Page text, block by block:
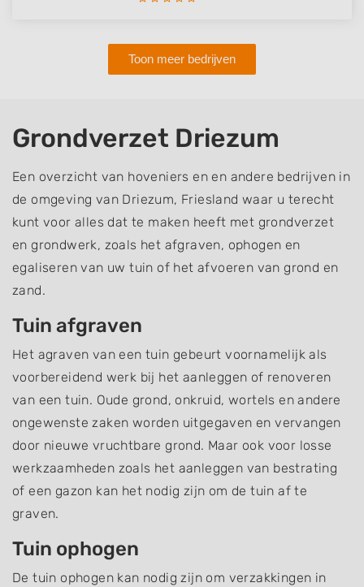
Toon meer bedrijven
Grondverzet Driezum
Een overzicht van hoveniers en en andere bedrijven in
de omgeving van Driezum, Friesland waar u terecht
kunt voor alles dat te maken heeft met grondverzet
en grondwerk, zoals het afgraven, ophogen en
egaliseren van uw tuin of het afvoeren van grond en
zand.
Tuin afgraven
Het agraven van een tuin gebeurt voornamelijk als
voorbereidend werk bij het aanleggen of renoveren
van een tuin. Oude grond, onkruid, wortels en andere
ongewenste zaken worden uitgegaven en vervangen
door nieuwe vruchtbare grond. Maar ook voor losse
werkzaamheden zoals het aanleggen van bestrating
of een gazon kan het nodig zijn om de tuin af te
graven.
Tuin ophogen
De tuin ophogen kan nodig zijn om verzakkingen in